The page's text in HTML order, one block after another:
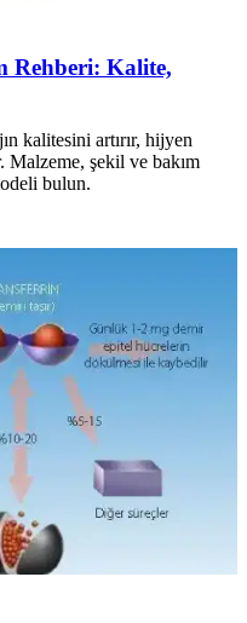
Rehberi: Kalite,
kalitesini artırır, hijyen
Malzeme, şekil ve bakım
bulun.